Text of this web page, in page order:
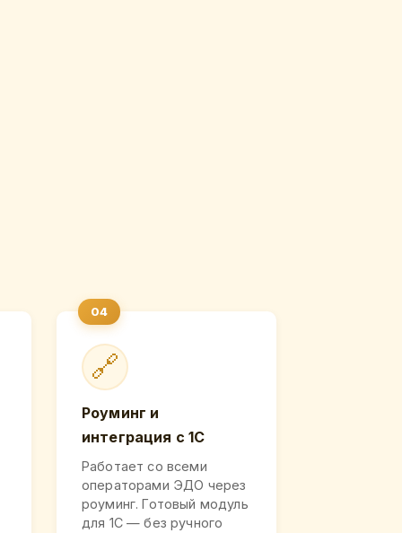
🔗
Роуминг и
интеграция с 1С
Работает со всеми
операторами ЭДО через
роуминг. Готовый модуль
для 1С — без ручного